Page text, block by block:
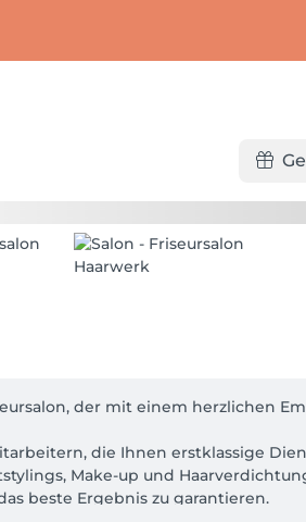
der mit einem herzlichen
die Ihnen erstklassige
Make-up und
beste Ergebnis zu garantieren.